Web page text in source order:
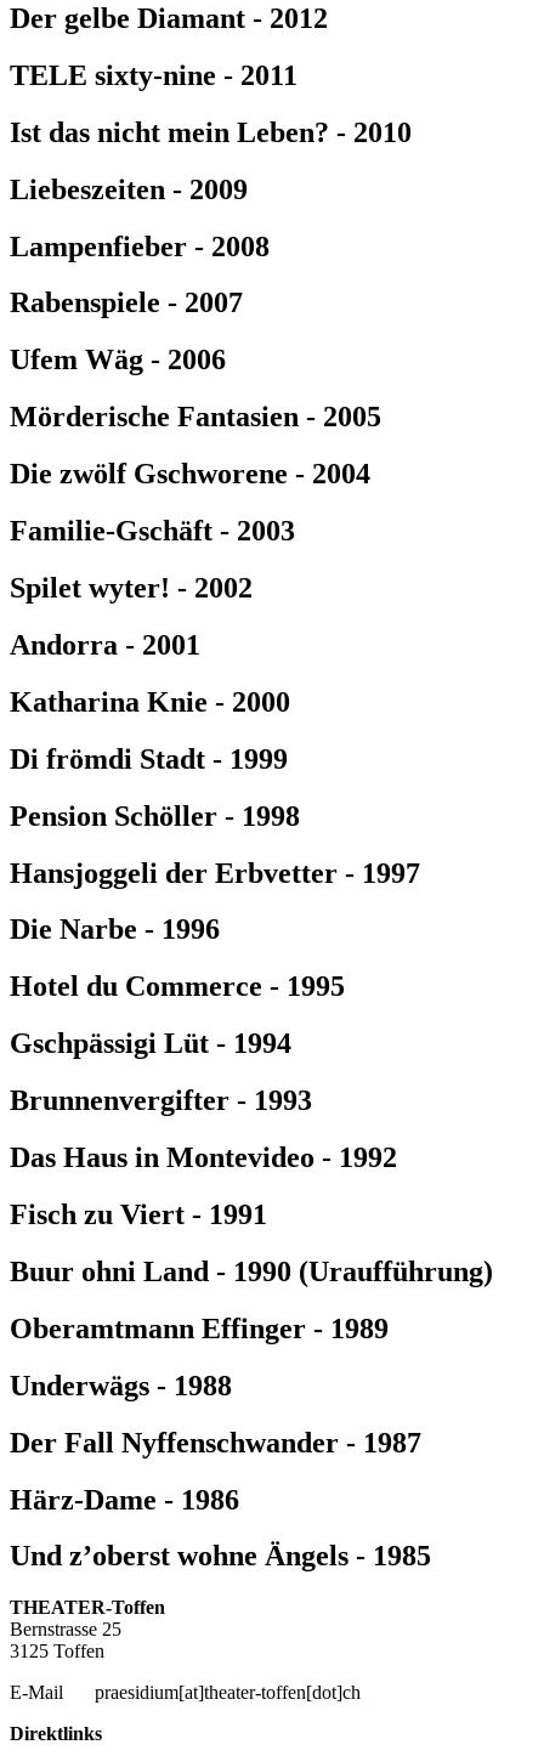
Der gelbe Diamant - 2012
TELE sixty-nine - 2011
Ist das nicht mein Leben? - 2010
Liebeszeiten - 2009
Lampenfieber - 2008
Rabenspiele - 2007
Ufem Wäg - 2006
Mörderische Fantasien - 2005
Die zwölf Gschworene - 2004
Familie-Gschäft - 2003
Spilet wyter! - 2002
Andorra - 2001
Katharina Knie - 2000
Di frömdi Stadt - 1999
Pension Schöller - 1998
Hansjoggeli der Erbvetter - 1997
Die Narbe - 1996
Hotel du Commerce - 1995
Gschpässigi Lüt - 1994
Brunnenvergifter - 1993
Das Haus in Montevideo - 1992
Fisch zu Viert - 1991
Buur ohni Land - 1990 (Uraufführung)
Oberamtmann Effinger - 1989
Underwägs - 1988
Der Fall Nyffenschwander - 1987
Härz-Dame - 1986
Und z’oberst wohne Ängels - 1985
THEATER-Toffen
Bernstrasse 25
3125 Toffen
E-Mail
praesidium[at]theater-toffen[dot]ch
Direktlinks